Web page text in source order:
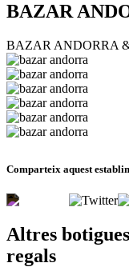
BAZAR
BAZAR ANDORRA
Comparteix aquest
Altres
regals